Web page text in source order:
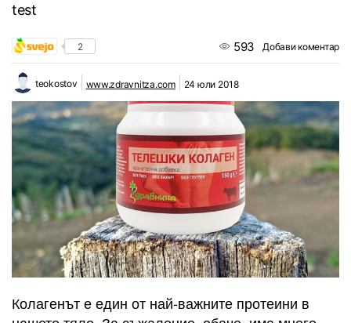
test
2 593 Добави коментар
teokostov www.zdravnitza.com 24 юли 2018
Колагенът е един от най-важните протеини в